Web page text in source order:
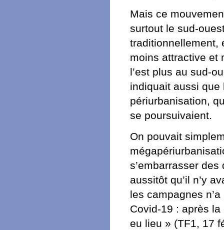
Mais ce
surtout le sud-
traditionnellement,
moins attractive et
l’est plus au sud-
indiquait aussi
périurbanisation,
se poursuivaient.
On pouvait
s’embarrasser
aussitôt qu’il n’y
les campagnes
Covid-19 : après la
eu lieu » (TF1, 17